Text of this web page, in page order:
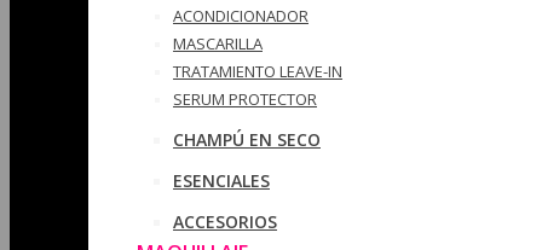
ACONDICIONADOR
MASCARILLA
TRATAMIENTO LEAVE-IN
SERUM PROTECTOR
CHAMPÚ EN SECO
ESENCIALES
ACCESORIOS